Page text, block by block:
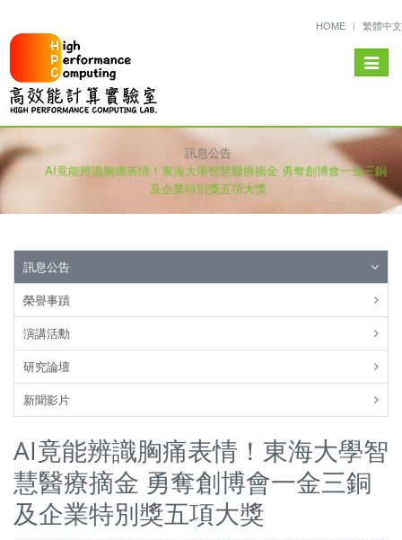
HOME 繁體中文
Toggle
訊息公告
AI竟能辨識胸痛表情！東海大學智慧醫療摘金 勇奪創博會一金三銅
及企業特別獎五項大獎
訊息公告
榮譽事蹟
演講活勳
研究論壇
新聞影片
AI竟能辨識胸痛表情！東海大學智
慧醫療摘金 勇奪創博會一金三銅
及企業特別獎五項大獎